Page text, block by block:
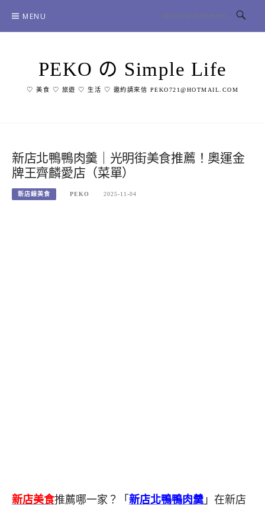
content
MENU
PEKO の Simple Life
♡ 美食 ♡ 旅遊 ♡ 生活 ♡ 邀約請來信 PEKO721@HOTMAIL.COM
新店北鴨鴨肉羹｜光明街美食推薦！奧運金
牌王齊麟愛店（菜單）
新店線美食 PEKO 2025-11-04
新店美食推薦哪一家？「 新店北鴨鴨肉羹 」在新店